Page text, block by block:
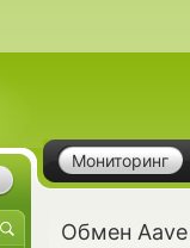
Мониторинг
Обмен Aave